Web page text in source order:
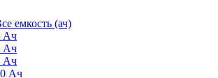
емкость (ач)
Ач
Ач
Ач
Ач